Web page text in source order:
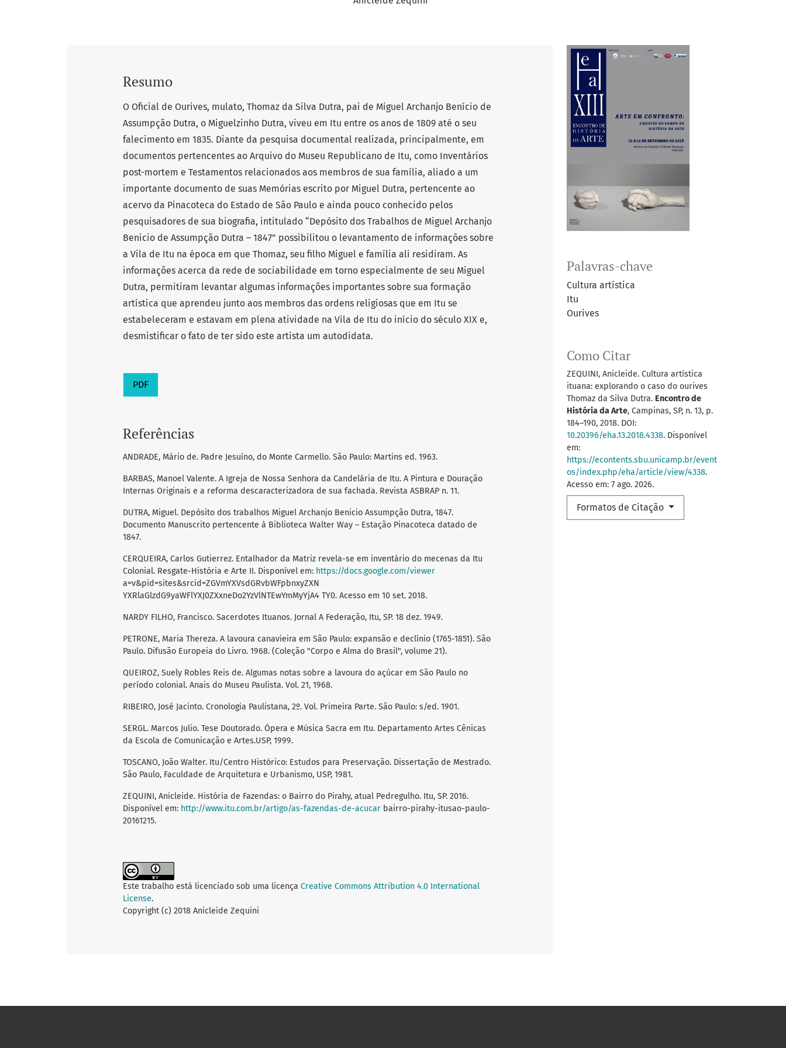
Palavras-chave
Cultura artística
Itu
Ourives
Como Citar
ZEQUINI, Anicleide. Cultura artística
ituana: explorando o caso do ourives
Thomaz da Silva Dutra. Encontro de
História da Arte, Campinas, SP, n. 13, p.
184–190, 2018. DOI:
10.20396/eha.13.2018.4338. Disponível
em:
https://econtents.sbu.unicamp.br/event
os/index.php/eha/article/view/4338.
Acesso em: 7 ago. 2026.
Formatos de Citação
Resumo
O Oficial de Ourives, mulato, Thomaz da Silva Dutra, pai de Miguel Archanjo Benício de
Assumpção Dutra, o Miguelzinho Dutra, viveu em Itu entre os anos de 1809 até o seu
falecimento em 1835. Diante da pesquisa documental realizada, principalmente, em
documentos pertencentes ao Arquivo do Museu Republicano de Itu, como Inventários
post-mortem e Testamentos relacionados aos membros de sua família, aliado a um
importante documento de suas Memórias escrito por Miguel Dutra, pertencente ao
acervo da Pinacoteca do Estado de São Paulo e ainda pouco conhecido pelos
pesquisadores de sua biografia, intitulado “Depósito dos Trabalhos de Miguel Archanjo
Benicio de Assumpção Dutra – 1847” possibilitou o levantamento de informações sobre
a Vila de Itu na época em que Thomaz, seu filho Miguel e família ali residiram. As
informações acerca da rede de sociabilidade em torno especialmente de seu Miguel
Dutra, permitiram levantar algumas informações importantes sobre sua formação
artística que aprendeu junto aos membros das ordens religiosas que em Itu se
estabeleceram e estavam em plena atividade na Vila de Itu do início do século XIX e,
desmistificar o fato de ter sido este artista um autodidata.
PDF
Referências
ANDRADE, Mário de. Padre Jesuíno, do Monte Carmello. São Paulo: Martins ed. 1963.
BARBAS, Manoel Valente. A Igreja de Nossa Senhora da Candelária de Itu. A Pintura e Douração
Internas Originais e a reforma descaracterizadora de sua fachada. Revista ASBRAP n. 11.
DUTRA, Miguel. Depósito dos trabalhos Miguel Archanjo Benicio Assumpção Dutra, 1847.
Documento Manuscrito pertencente à Biblioteca Walter Way – Estação Pinacoteca datado de
1847.
CERQUEIRA, Carlos Gutierrez. Entalhador da Matriz revela-se em inventário do mecenas da Itu
Colonial. Resgate-História e Arte II. Disponível em: https://docs.google.com/viewer
a=v&pid=sites&srcid=ZGVmYXVsdGRvbWFpbnxyZXN
YXRlaGlzdG9yaWFlYXJ0ZXxneDo2YzVlNTEwYmMyYjA4 TY0. Acesso em 10 set. 2018.
NARDY FILHO, Francisco. Sacerdotes Ituanos. Jornal A Federação, Itu, SP. 18 dez. 1949.
PETRONE, Maria Thereza. A lavoura canavieira em São Paulo: expansão e declínio (1765-1851). São
Paulo. Difusão Europeia do Livro. 1968. (Coleção "Corpo e Alma do Brasil", volume 21).
QUEIROZ, Suely Robles Reis de. Algumas notas sobre a lavoura do açúcar em São Paulo no
período colonial. Anais do Museu Paulista. Vol. 21, 1968.
RIBEIRO, José Jacinto. Cronologia Paulistana, 2º. Vol. Primeira Parte. São Paulo: s/ed. 1901.
SERGL. Marcos Julio. Tese Doutorado. Ópera e Música Sacra em Itu. Departamento Artes Cênicas
da Escola de Comunicação e Artes.USP, 1999.
TOSCANO, João Walter. Itu/Centro Histórico: Estudos para Preservação. Dissertação de Mestrado.
São Paulo, Faculdade de Arquitetura e Urbanismo, USP, 1981.
ZEQUINI, Anicleide. História de Fazendas: o Bairro do Pirahy, atual Pedregulho. Itu, SP. 2016.
Disponível em: http://www.itu.com.br/artigo/as-fazendas-de-acucar bairro-pirahy-itusao-paulo-
20161215.
Este trabalho está licenciado sob uma licença Creative Commons Attribution 4.0 International
License.
Copyright (c) 2018 Anicleide Zequini